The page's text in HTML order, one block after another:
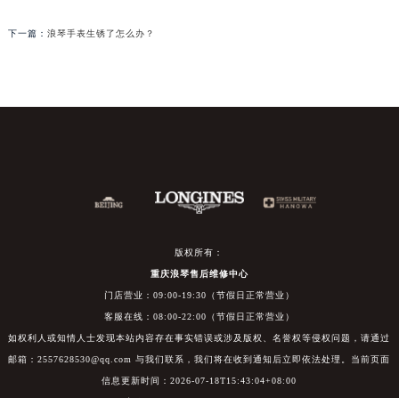
下一篇： 浪琴手表生锈了怎么办？
版权所有：
重庆浪琴售后维修中心
门店营业：09:00-19:30（节假日正常营业）
客服在线：08:00-22:00（节假日正常营业）
如权利人或知情人士发现本站内容存在事实错误或涉及版权、名誉权等侵权问题，请通过
邮箱：2557628530@qq.com 与我们联系，我们将在收到通知后立即依法处理。当前页面
信息更新时间：2026-07-18T15:43:04+08:00